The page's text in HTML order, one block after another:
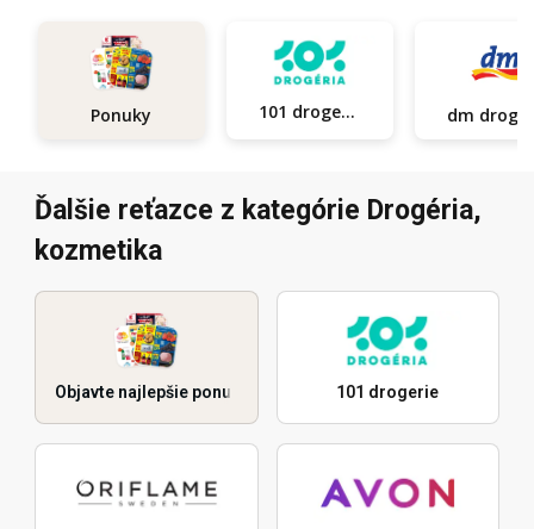
Ponuky 101 drogerie
Ďalšie reťazce z kategórie Drogéria,
kozmetika
Objavte najlepšie ponuky 101 drogerie